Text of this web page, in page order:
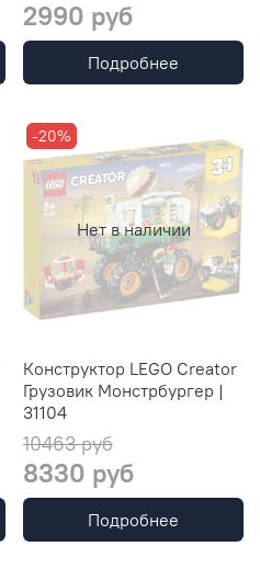
2990 руб
Подробнее
Нет в наличии
-20%
Конструктор LEGO Creator
Грузовик Монстрбургер |
31104
10463 руб
8330 руб
Подробнее